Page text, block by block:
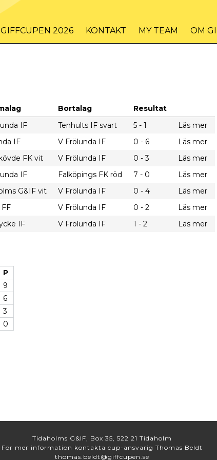
GIFFCUPEN 2026 KONTAKT MY TEAM OM
Bortalag
Resultat
IF Tenhults IF svart 5 - 1
Läs mer
IF V Frölunda IF 0 - 6
Läs mer
FK vit V Frölunda IF 0 - 3
Läs mer
IF Falköpings FK röd 7 - 0
Läs mer
G&IF vit V Frölunda IF 0 - 4
Läs mer
V Frölunda IF 0 - 2
Läs mer
IF V Frölunda IF 1 - 2 Läs mer
P
9
6
3
0
Tidaholms G&IF, Box 35, 522 21 Tidaholm
För mer information kontakta cup-ansvarig Thomas Beldt
thomas.beldt@giffcupen.se